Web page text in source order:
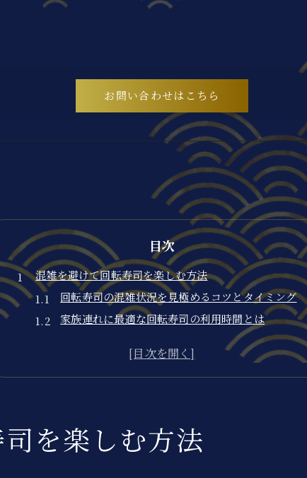
お問い合わせはこちら
目次
混雑を避けて回転寿司を楽しむ方法
回転寿司の混雑状況を見極めるコツとタイミング
家族連れに最適な回転寿司の利用時間とは
平日と週末で変わる回転寿司の待ち時間の傾向
ネット予約でスムーズに回転寿司を楽しむポイント
混雑を避けるための回転寿司店舗選びの秘訣
岡崎市内で回転寿司を賢く利用する時間帯とは
を楽しむ方法